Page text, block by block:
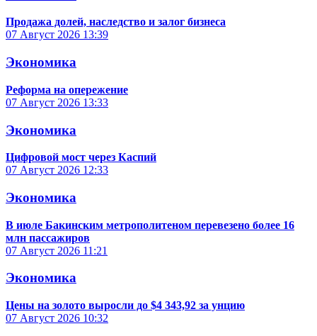
Продажа долей, наследство и залог бизнеса
07 Август 2026 13:39
Экономика
Реформа на опережение
07 Август 2026 13:33
Экономика
Цифровой мост через Каспий
07 Август 2026 12:33
Экономика
В июле Бакинским метрополитеном перевезено более 16
млн пассажиров
07 Август 2026 11:21
Экономика
Цены на золото выросли до $4 343,92 за унцию
07 Август 2026 10:32